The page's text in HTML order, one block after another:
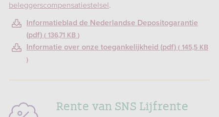
beleggerscompensatiestelsel.
Informatieblad de Nederlandse Depositogarantie
(pdf)
136,71 KB
Informatie over onze toegankelijkheid (pdf) 145,5 KB
Rente van SNS Lijfrente